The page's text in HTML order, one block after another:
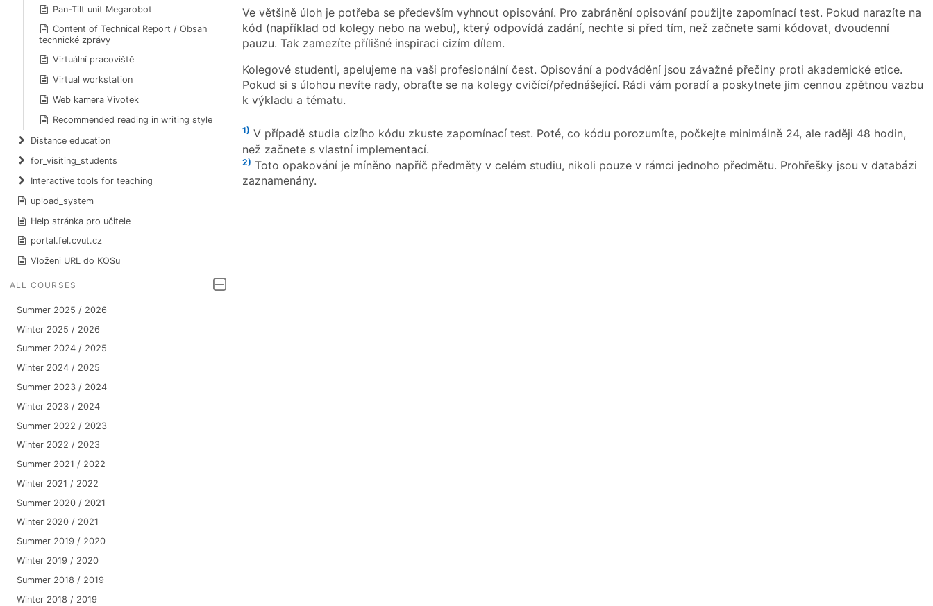
Pan-Tilt unit Megarobot
Content of Technical Report / Obsah
technické zprávy
Virtuální pracoviště
Virtual workstation
Web kamera Vivotek
Recommended reading in writing style
Distance education
for_visiting_students
Interactive tools for teaching
upload_system
Help stránka pro učitele
portal.fel.cvut.cz
Vloženi URL do KOSu
ALL COURSES
Summer 2025 / 2026
Winter 2025 / 2026
Summer 2024 / 2025
Winter 2024 / 2025
Summer 2023 / 2024
Winter 2023 / 2024
Summer 2022 / 2023
Winter 2022 / 2023
Summer 2021 / 2022
Winter 2021 / 2022
Summer 2020 / 2021
Winter 2020 / 2021
Summer 2019 / 2020
Winter 2019 / 2020
Summer 2018 / 2019
Winter 2018 / 2019
Ve většině úloh je potřeba se především vyhnout opisování. Pro zabránění opisování použijte zapomínací test. Pokud narazíte na
kód (například od kolegy nebo na webu), který odpovídá zadání, nechte si před tím, než začnete sami kódovat, dvoudenní
pauzu. Tak zamezíte přílišné inspiraci cizím dílem.
Kolegové studenti, apelujeme na vaši profesionální čest. Opisování a podvádění jsou závažné přečiny proti akademické etice.
Pokud si s úlohou nevíte rady, obraťte se na kolegy cvičící/přednášející. Rádi vám poradí a poskytnete jim cennou zpětnou vazbu
k výkladu a tématu.
1) V případě studia cizího kódu zkuste zapomínací test. Poté, co kódu porozumíte, počkejte minimálně 24, ale raději 48 hodin,
než začnete s vlastní implementací.
2) Toto opakování je míněno napříč předměty v celém studiu, nikoli pouze v rámci jednoho předmětu. Prohřešky jsou v databázi
zaznamenány.